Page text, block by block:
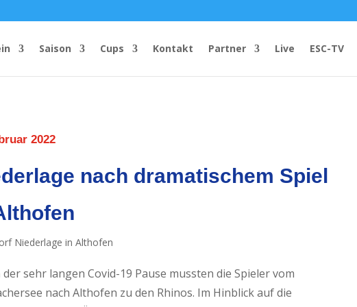
Saison Cups Kontakt Partner Live ESC-TV
2022
nach dramatischem Spiel
der sehr langen Covid-19 Pause mussten die Spieler vom
nach Althofen zu den Rhinos. Im Hinblick auf die